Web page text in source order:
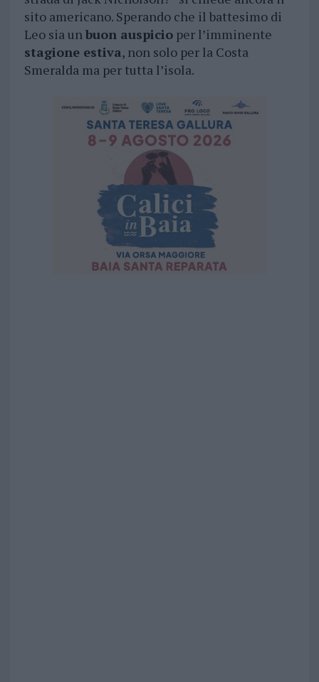
sito americano. Sperando che il battesimo di
Leo sia unbuon auspicioper l’imminente
stagione estiva, non solo per la Costa
Smeralda ma per tutta l’isola.